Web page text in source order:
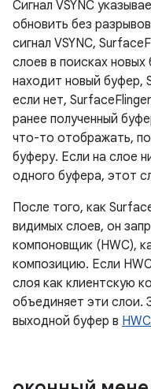
Сигнал VSYNC
обновить без
сигнал VSYNC,
слоев в поисках
находит новый буфер,
если нет,
ранее полученный
что-то отображать,
буферу. Если на слое
одного буфера, этот
После того, как
видимых слоев, он
компоновщик (HWC),
композицию. Если
слоя как клиентскую
объединяет эти слои.
выходной буфер в HWC